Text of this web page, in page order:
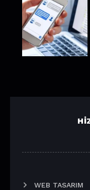
WEB TASARIM